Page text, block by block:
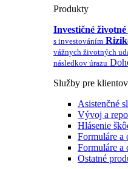
Produkty
Investičné životné
s investováním
vážnych životných
následkov úrazu
Služby pre klientov
Asistenčné
Vývoj a
Hlásenie
Formuláre a
Formuláre a
Ostatné